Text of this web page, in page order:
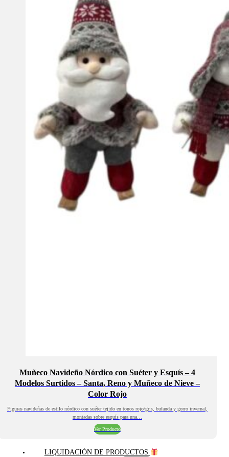
Muñeco Navideño Nórdico con Suéter y Esquís – 4
Modelos Surtidos – Santa, Reno y Muñeco de Nieve –
Color Rojo
Figuras navideñas de estilo nórdico con suéter tejido en tonos rojo/gris, bufanda y gorro invernal,
montadas sobre esquís para una…
Ver Producto
LIQUIDACIÓN DE PRODUCTOS